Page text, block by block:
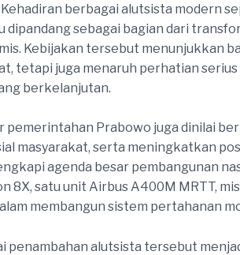
berbagai alutsista modern
dipandang sebagai bagian dari
Kebijakan tersebut menunjukkan
tetapi juga menaruh perhatian
berkelanjutan.
pemerintahan Prabowo juga dinilai
masyarakat, serta meningkatkan
agenda besar pembangunan
8X, satu unit Airbus A400M MRTT,
membangun sistem pertahanan
penambahan alutsista tersebut